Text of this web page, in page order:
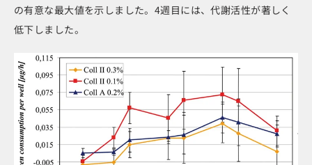
の有意な最大値を示しました。4週目には、代謝活性が著しく
低下しました。